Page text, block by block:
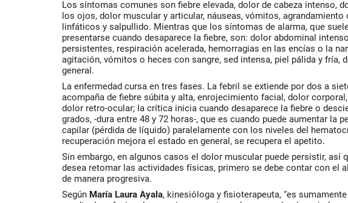
Los síntomas comunes son fiebre elevada, dolor de cabeza intenso,
los ojos, dolor muscular y articular, náuseas, vómitos, agrandamiento
linfáticos y salpullido. Mientras que los síntomas de alarma, que
presentarse cuando desaparece la fiebre, son: dolor abdominal
persistentes, respiración acelerada, hemorragias en las encías o la
agitación, vómitos o heces con sangre, sed intensa, piel pálida y fría,
general.
La enfermedad cursa en tres fases. La febril se extiende por dos a
acompaña de fiebre súbita y alta, enrojecimiento facial, dolor
dolor retro-ocular; la crítica inicia cuando desaparece la fiebre o
grados, -dura entre 48 y 72 horas-, que es cuando puede aumentar la
capilar (pérdida de líquido) paralelamente con los niveles del
recuperación mejora el estado en general, se recupera el apetito.
Sin embargo, en algunos casos el dolor muscular puede persistir, así
desea retomar las actividades físicas, primero se debe contar con el
de manera progresiva.
Según María Laura Ayala, kinesióloga y fisioterapeuta, “es